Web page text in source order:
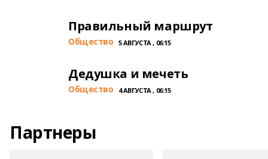
Правильный маршрут
Общество 5 АВГУСТА , 06:15
Дедушка и мечеть
Общество 4 АВГУСТА , 06:15
Партнеры